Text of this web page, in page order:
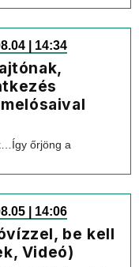
| 14:34
őrjöng a
| 14:06
be kell
Videó)